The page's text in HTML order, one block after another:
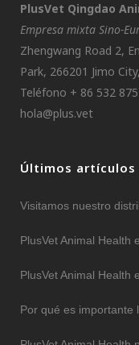
PlusVet Qingdao
Empresa mixta Sino-
Zhengwang Road 2,
Park, 266201 Jimo
Teléfono + 86 532
hola@plus.vet
Últimos artículos
Visitamos nuestro
PlusVet Animal Health
PlusVet Animal Health
Por qué es importante